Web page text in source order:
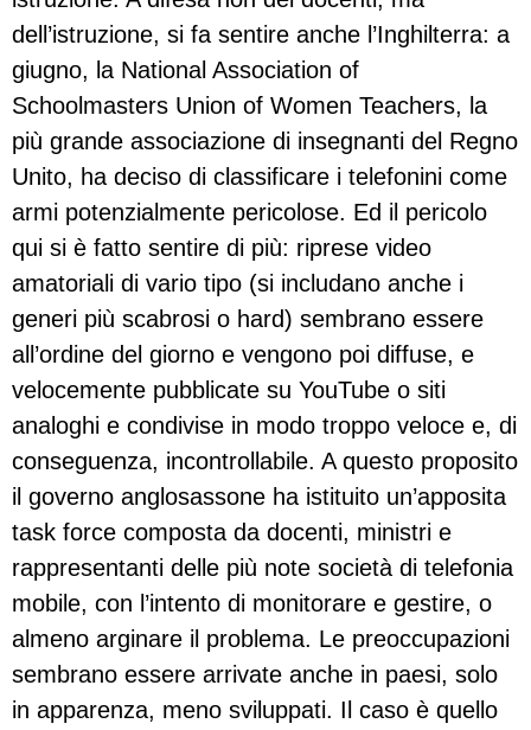
dell’istruzione, si fa sentire anche l’Inghilterra: a
giugno, la National Association of
Schoolmasters Union of Women Teachers, la
più grande associazione di insegnanti del Regno
Unito, ha deciso di classificare i telefonini come
armi potenzialmente pericolose. Ed il pericolo
qui si è fatto sentire di più: riprese video
amatoriali di vario tipo (si includano anche i
generi più scabrosi o hard) sembrano essere
all’ordine del giorno e vengono poi diffuse, e
velocemente pubblicate su YouTube o siti
analoghi e condivise in modo troppo veloce e, di
conseguenza, incontrollabile. A questo proposito
il governo anglosassone ha istituito un’apposita
task force composta da docenti, ministri e
rappresentanti delle più note società di telefonia
mobile, con l’intento di monitorare e gestire, o
almeno arginare il problema. Le preoccupazioni
sembrano essere arrivate anche in paesi, solo
in apparenza, meno sviluppati. Il caso è quello